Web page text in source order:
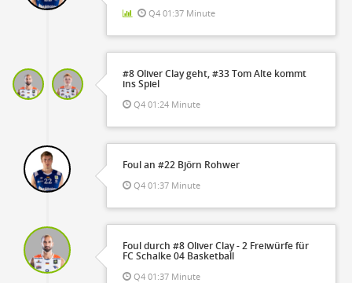
Q4 01:37 Minute
#8 Oliver Clay geht, #33 Tom Alte kommt
ins Spiel
Q4 01:24 Minute
Foul an #22 Björn Rohwer
Q4 01:37 Minute
Foul durch #8 Oliver Clay - 2 Freiwürfe für
FC Schalke 04 Basketball
Q4 01:37 Minute